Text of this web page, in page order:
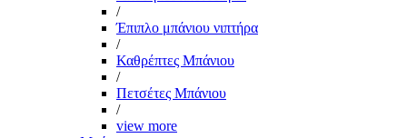
/
Έπιπλο μπάνιου νιπτήρα
/
Καθρέπτες Μπάνιου
/
Πετσέτες Μπάνιου
/
view more